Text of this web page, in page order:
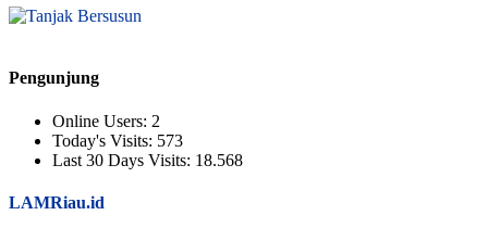
Pengunjung
Online Users: 2
Today's Visits: 573
Last 30 Days Visits: 18.568
LAMRiau.id